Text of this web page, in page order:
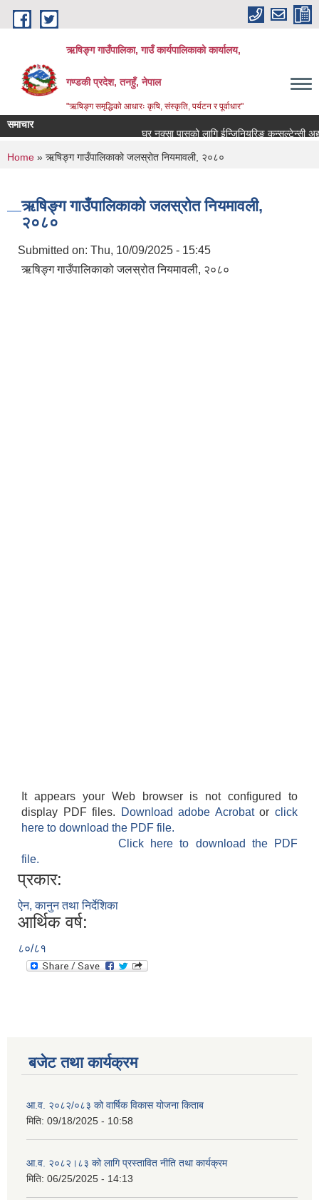
Skip to main content
ऋषिङ्ग गाउँपालिका, गाउँ कार्यपालिकाको कार्यालय,
गण्डकी प्रदेश, तनहुँ, नेपाल
"ऋषिङ्ग समृद्धिको आधारः कृषि, संस्कृति, पर्यटन र पूर्वाधार"
समाचार
घर नक्सा पासको लागि ईन्जिनियरिङ कन्सल्टेन्सी
You are here
Home » ऋषिङ्ग गाउँपालिकाको जलस्रोत नियमावली, २०८०
ऋषिङ्ग गाउँपालिकाको जलस्रोत नियमावली,
२०८०
Submitted on: Thu, 10/09/2025 - 15:45
ऋषिङ्ग गाउँपालिकाको जलस्रोत नियमावली, २०८०
It appears your Web browser is not configured to
display PDF files.
Download adobe Acrobatorclick
here to download the PDF file.
Click here to download the PDF
file.
प्रकार:
ऐन, कानुन तथा निर्देशिका
आर्थिक वर्ष:
८०/८१
बजेट तथा कार्यक्रम
आ.व. २०८२/०८३ को वार्षिक विकास योजना किताब
मिति: 09/18/2025 - 10:58
आ.व. २०८२।८३ को लागि प्रस्तावित नीति तथा कार्यक्रम
मिति: 06/25/2025 - 14:13